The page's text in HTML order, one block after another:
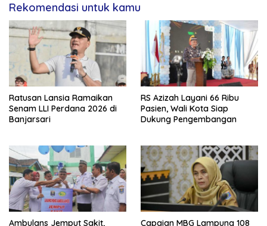
Rekomendasi untuk kamu
Ratusan Lansia Ramaikan
Senam LLI Perdana 2026 di
Banjarsari
RS Azizah Layani 66 Ribu
Pasien, Wali Kota Siap
Dukung Pengembangan
Ambulans Jemput Sakit,
Capaian MBG Lampung 108